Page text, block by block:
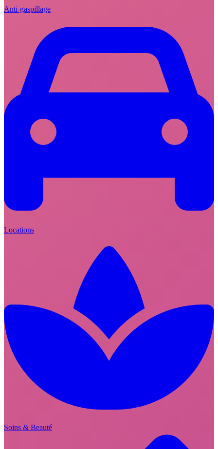
Anti-gaspillage
Locations
Soins & Beauté